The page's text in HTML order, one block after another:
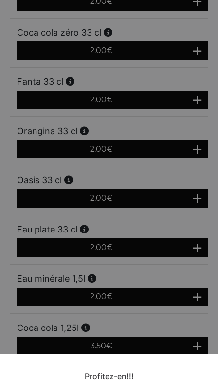
Coca cola zéro 33 cl
2.00€
Fanta 33 cl
2.00€
Orangina 33 cl
2.00€
Oasis 33 cl
2.00€
Eau plate 33 cl
2.00€
Eau minérale 1,5l
2.00€
Coca cola 1,25l
3.50€
Profitez-en!!!